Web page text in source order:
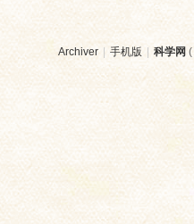
Archiver | 手机版 | 科学网 (